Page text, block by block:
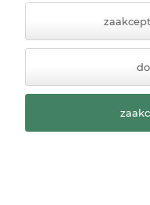
Styl graficzny